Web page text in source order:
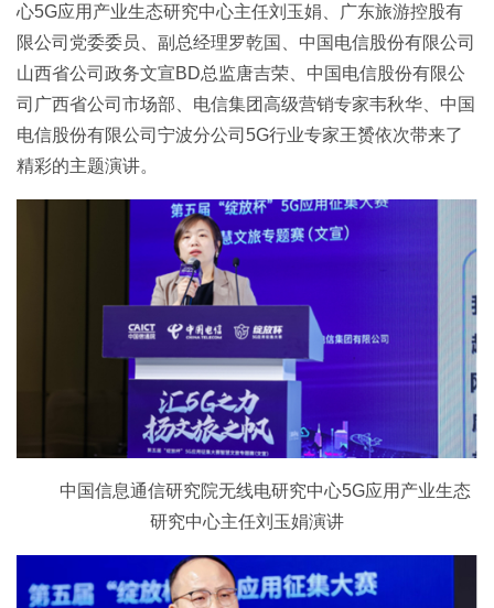
心5G应用产业生态研究中心主任刘玉娟、广东旅游控股有
限公司党委委员、副总经理罗乾国、中国电信股份有限公司
山西省公司政务文宣BD总监唐吉荣、中国电信股份有限公
司广西省公司市场部、电信集团高级营销专家韦秋华、中国
电信股份有限公司宁波分公司5G行业专家王赟依次带来了
精彩的主题演讲。
中国信息通信研究院无线电研究中心5G应用产业生态
研究中心主任刘玉娟演讲